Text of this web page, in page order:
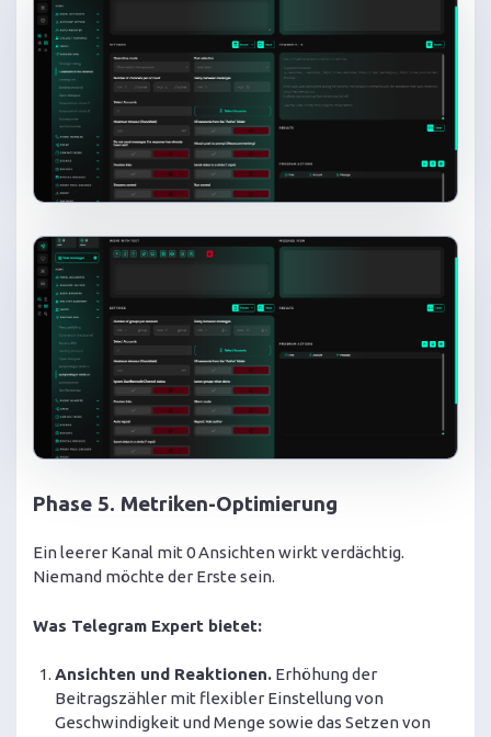
Phase 5. Metriken-Optimierung
Ein leerer Kanal mit 0 Ansichten wirkt verdächtig.
Niemand möchte der Erste sein.
Was Telegram Expert bietet:
Ansichten und Reaktionen. Erhöhung der
Beitragszähler mit flexibler Einstellung von
Geschwindigkeit und Menge sowie das Setzen von